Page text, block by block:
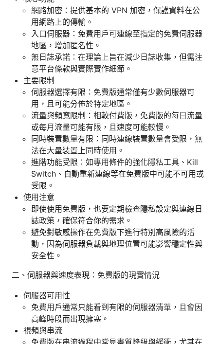
網路加密：提供基本的 VPN 加密，保護資料在公
用網路上的傳輸。
入口伺服器：免費用戶可連線至指定的免費伺服器
地區，增加匿名性。
無日誌承諾：在理論上旨在減少日誌收集，但需注
意平台條款與實際實作細節。
主要限制
伺服器選擇有限：免費版通常僅有少數伺服器可
用，且可能分佈於特定地區。
流量與頻寬限制：相較付費版，免費版的每日流量
或每月流量可能有限，且速度可能較慢。
同時裝置數量有限：同時連線裝置數量會受限，無
法在大量裝置上同時使用。
進階功能受限：如專用條件的強化隱私工具、Kill
Switch、自動重新連線等在免費版中可能不可用或
受限。
使用注意
即使使用免費版，也要定期檢查隱私設定與連線日
誌政策，確保符合你的需求。
避免對敏感操作在免費版下進行特別高風險的活
動，因為伺服器負載與地理位置可能影響穩定性與
安全性。
二、伺服器與速度表現：免費版的現實情況
伺服器可用性
免費用戶通常只能看到有限的伺服器清單，且會因
高峰時段而出現擁塞。
視頻與串流
免費版在串流過程中常見畫質降級與緩衝，尤其在